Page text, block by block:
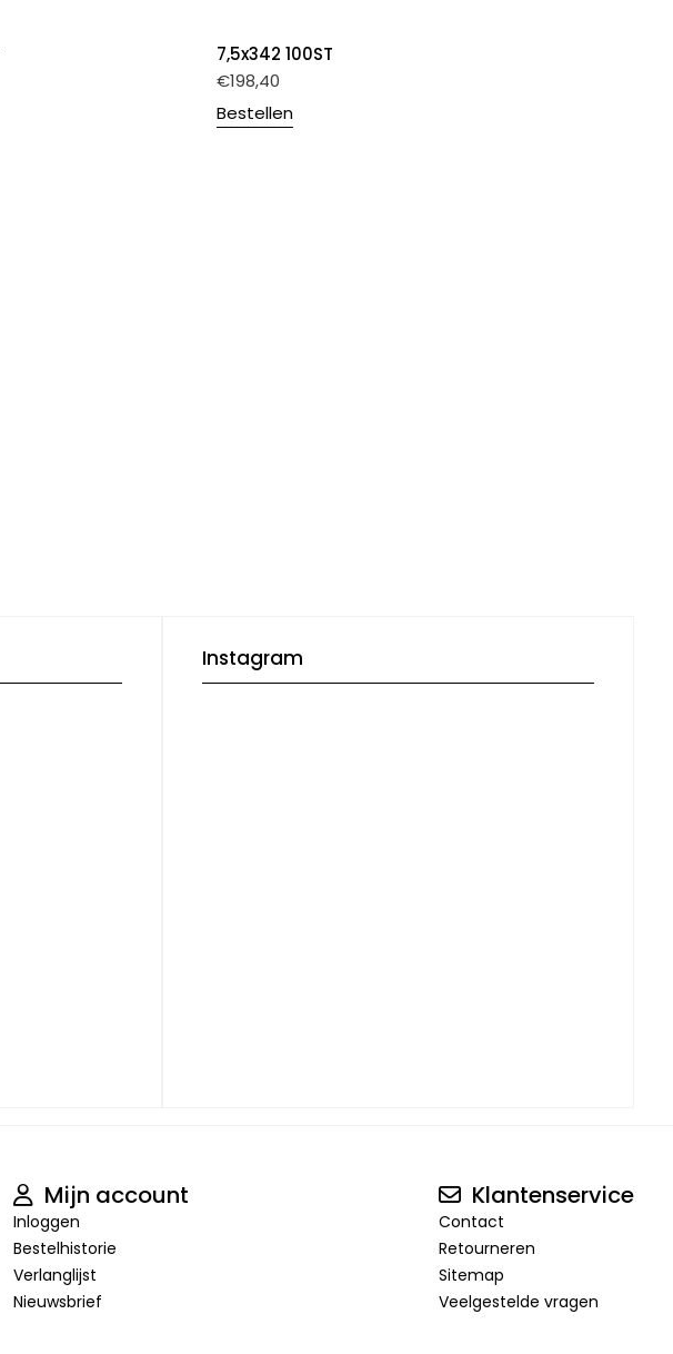
7,5x342 100ST
€198,40
Bestellen
Instagram
Mijn account
Inloggen
Bestelhistorie
Verlanglijst
Nieuwsbrief
Klantenservice
Contact
Retourneren
Sitemap
Veelgestelde vragen